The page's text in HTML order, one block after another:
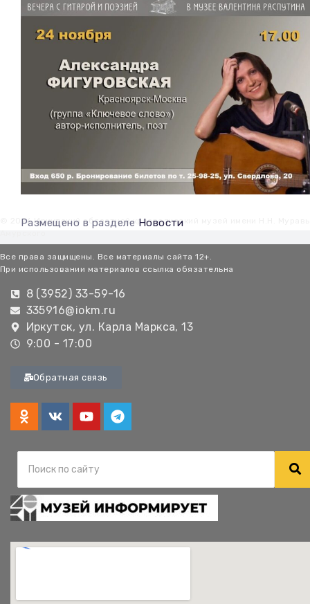
Размещено в разделе Новости
© 2026 Иркутский областной краеведческий музей имени Н.Н.
Все права защищены. Все материалы сайта 12+.
При использовании материалов ссылка обязательна
8 (3952) 33-59-16
335916@iokm.ru
Иркутск, ул. Карла Маркса, 13
9:00 - 17:00
Обратная связь